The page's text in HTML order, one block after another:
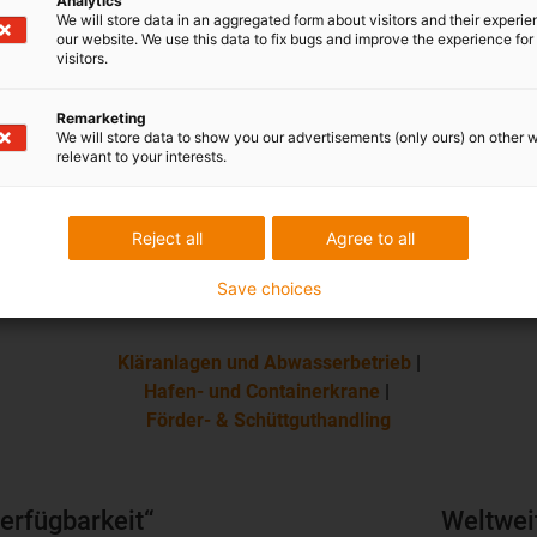
Funktionsweise von i.Sense EC.B.
Brucherkennung erfolgreich
smart plastics
Kläranlagen und Abwasserbetrieb|
Hafen- und Containerkrane
Förder- & Schüttguthandling
We will store data in an aggregated form about visitors and their
our website. We use this data to fix bugs and improve the experience for
visitors.
Remarketing
We will store data to show you our advertisements (only ours) on other
relevant to your interests.
Agree to all
Reject all
Save choices